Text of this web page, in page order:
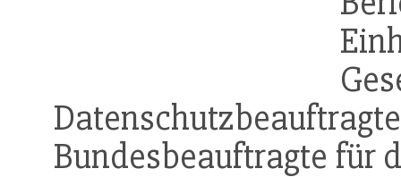
Bundesbeauftragte für